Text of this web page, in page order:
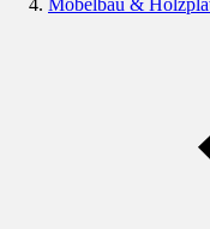
Möbelbau &